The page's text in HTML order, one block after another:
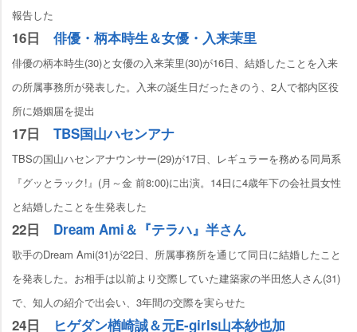
報告した
16日 俳優・柄本時生＆女優・入来茉里
俳優の柄本時生(30)と女優の入来茉里(30)が16日、結婚したことを入来
の所属事務所が発表した。入来の誕生日だったきのう、2人で都内区役
所に婚姻届を提出
17日 TBS国山ハセンアナ
TBSの国山ハセンアナウンサー(29)が17日、レギュラーを務める同局系
『グッとラック!』(月～金 前8:00)に出演。14日に4歳年下の会社員女性
と結婚したことを生発表した
22日 Dream Ami＆『テラハ』半さん
歌手のDream Ami(31)が22日、所属事務所を通じて同日に結婚したこと
を発表した。お相手は以前より交際していた建築家の半田悠人さん(31)
で、知人の紹介で出会い、3年間の交際を実らせた
24日 ヒゲダン楢崎誠＆元E-girls山本紗也加